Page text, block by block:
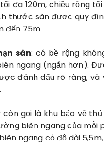
tối đa 120m, chiều rộng
thước sân được quy
đến 75m.
sân: có bề rộng
ngang (ngắn hơn).
đánh dấu rõ ràng,
còn gọi là khu bảo vệ
biên ngang của mỗi
ngang có độ dài